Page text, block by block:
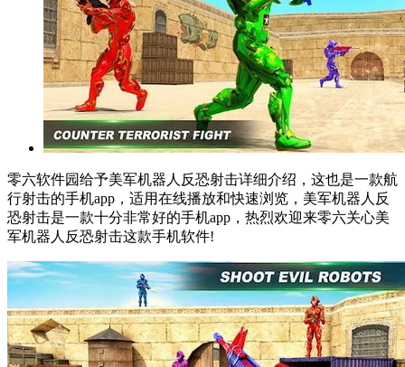
零六软件园给予美军机器人反恐射击详细介绍，这也是一款航
行射击的手机app，适用在线播放和快速浏览，美军机器人反
恐射击是一款十分非常好的手机app，热烈欢迎来零六关心美
军机器人反恐射击这款手机软件!